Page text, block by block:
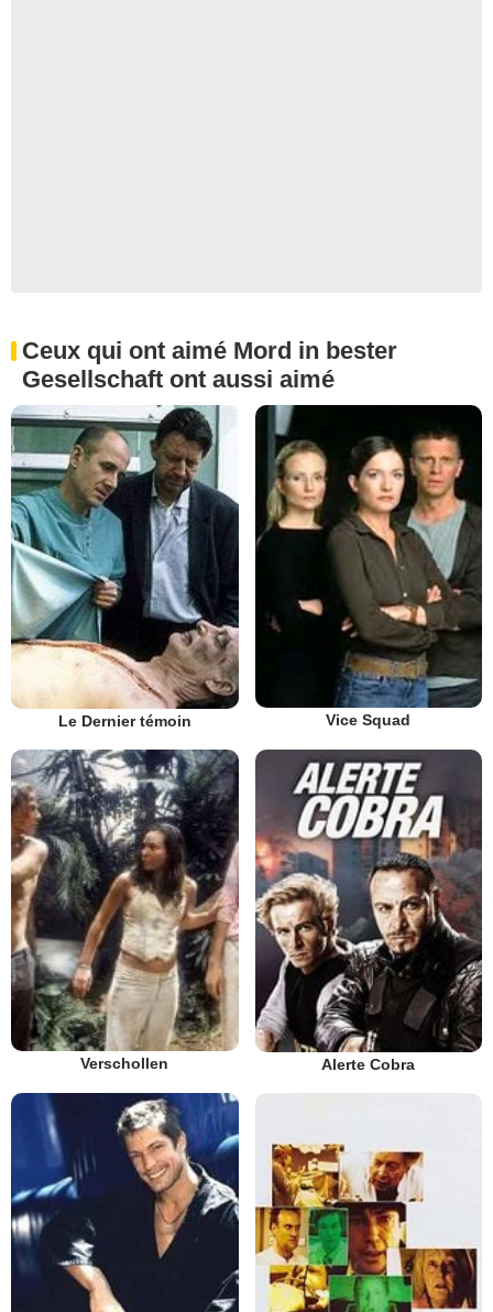
Ceux qui ont aimé Mord in bester
Gesellschaft ont aussi aimé
Le Dernier témoin Vice Squad
Verschollen Alerte Cobra